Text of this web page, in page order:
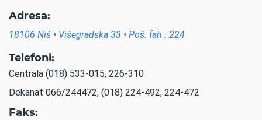
Adresa:
18106 Niš • Višegradska 33 • Poš. fah : 224
Telefoni:
Centrala (018) 533-015, 226-310
Dekanat 066/244472, (018) 224-492, 224-472
Faks: